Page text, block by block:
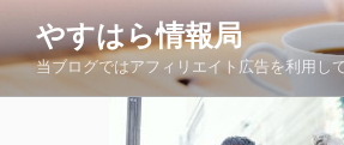
テ
ン
やすはら情報局
当ブログではアフィリエイト広告を利用し